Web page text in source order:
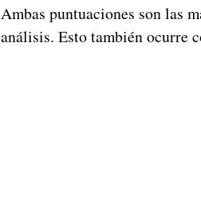
Ambas puntuaciones son las
análisis. Esto también ocurre